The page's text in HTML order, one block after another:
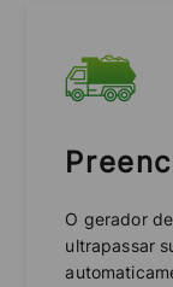
O gerador
ultrapassar